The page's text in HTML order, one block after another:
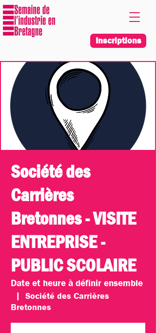
Inscriptions
Société des
Carrières
Bretonnes - VISITE
ENTREPRISE -
PUBLIC SCOLAIRE
Date et heure à définir ensemble
  |
Société des Carrières
Bretonnes